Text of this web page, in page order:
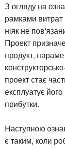
З огляду на
рамками витрат
ніяк не
Проект
продукт,
проект стає
експлуатує
прибутки.
Наступною
є таким, коли